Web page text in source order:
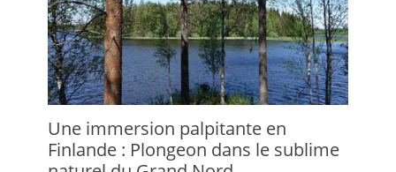
Une immersion palpitante en
Finlande : Plongeon dans le sublime